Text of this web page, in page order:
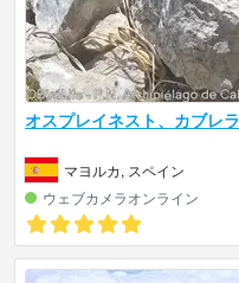
オスプレイネスト、カブレラ
マヨルカ, スペイン
ウェブカメラオンライン